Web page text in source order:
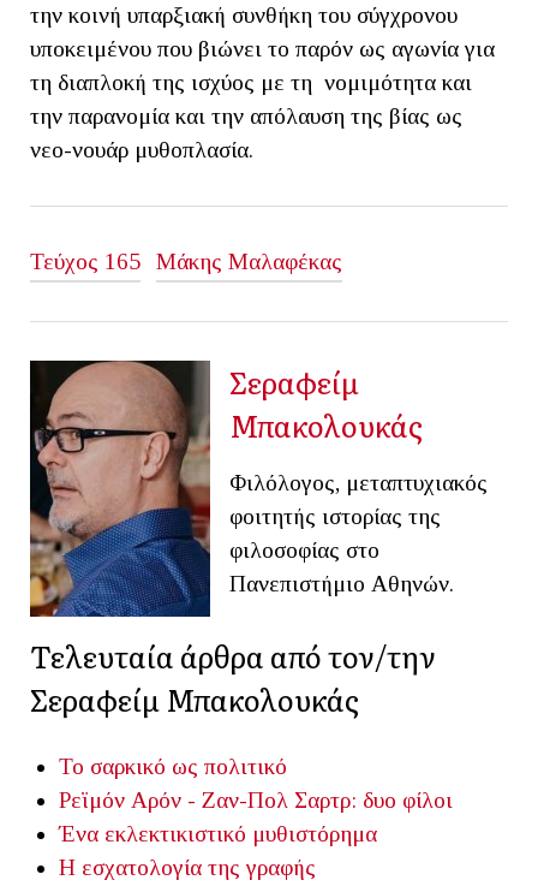
την κοινή υπαρξιακή συνθήκη του σύγχρονου
υποκειμένου που βιώνει το παρόν ως αγωνία για
τη διαπλοκή της ισχύος με τη νομιμότητα και
την παρανομία και την απόλαυση της βίας ως
νεο-νουάρ μυθοπλασία.
Τεύχος 165 Μάκης Μαλαφέκας
Σεραφείμ
Μπακολουκάς
Φιλόλογος, μεταπτυχιακός
φοιτητής ιστορίας της
φιλοσοφίας στο
Πανεπιστήμιο Αθηνών.
Τελευταία άρθρα από τον/την
Σεραφείμ Μπακολουκάς
Το σαρκικό ως πολιτικό
Ρεϊμόν Αρόν - Ζαν-Πολ Σαρτρ: δυο φίλοι
Ένα εκλεκτικιστικό μυθιστόρημα
Η εσχατολογία της γραφής